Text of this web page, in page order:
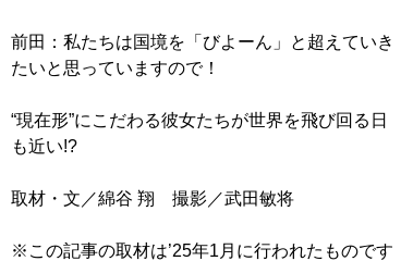
前田：私たちは国境を「びよーん」と超えていき
たいと思っていますので！
“現在形”にこだわる彼女たちが世界を飛び回る日
も近い!?
取材・文／綿谷 翔 撮影／武田敏将
※この記事の取材は’25年1月に行われたものです